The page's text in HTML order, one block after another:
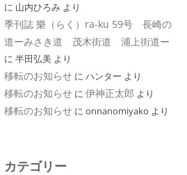
に 山内ひろみ より
季刊誌 樂（らく）ra-ku 59号 長崎の
道ーみさき道 茂木街道 浦上街道ー
に 半田弘美 より
移転のお知らせ に ハンター より
移転のお知らせ に 伊神正太郎 より
移転のお知らせ に onnanomiyako より
カテゴリー